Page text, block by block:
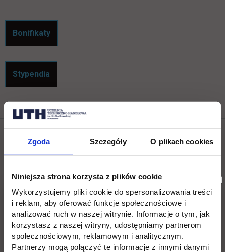
Zgoda Szczegóły O plikach cookies
Niniejsza strona korzysta z plików cookie
Wykorzystujemy pliki cookie do spersonalizowania treści
i reklam, aby oferować funkcje społecznościowe i
analizować ruch w naszej witrynie. Informacje o tym, jak
korzystasz z naszej witryny, udostępniamy partnerom
społecznościowym, reklamowym i analitycznym.
Partnerzy mogą połączyć te informacje z innymi danymi
Bonifikatylink otwiera się w nowej karcie
Stypendia
Social & media UTH
Filter network: